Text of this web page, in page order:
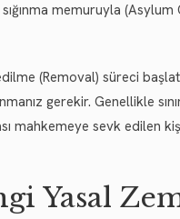
memuruyla
edilme (Removal) süreci
gerekir. Genellikle
mahkemeye sevk edilen
Yasal